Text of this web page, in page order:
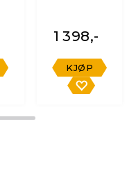
1 398,-
KJØP